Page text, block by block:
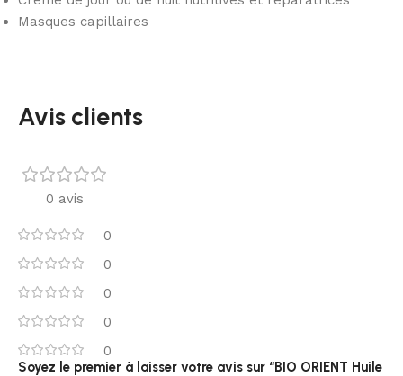
Masques capillaires
Avis clients
0 avis
0
0
0
0
0
Soyez le premier à laisser votre avis sur “BIO ORIENT Huile